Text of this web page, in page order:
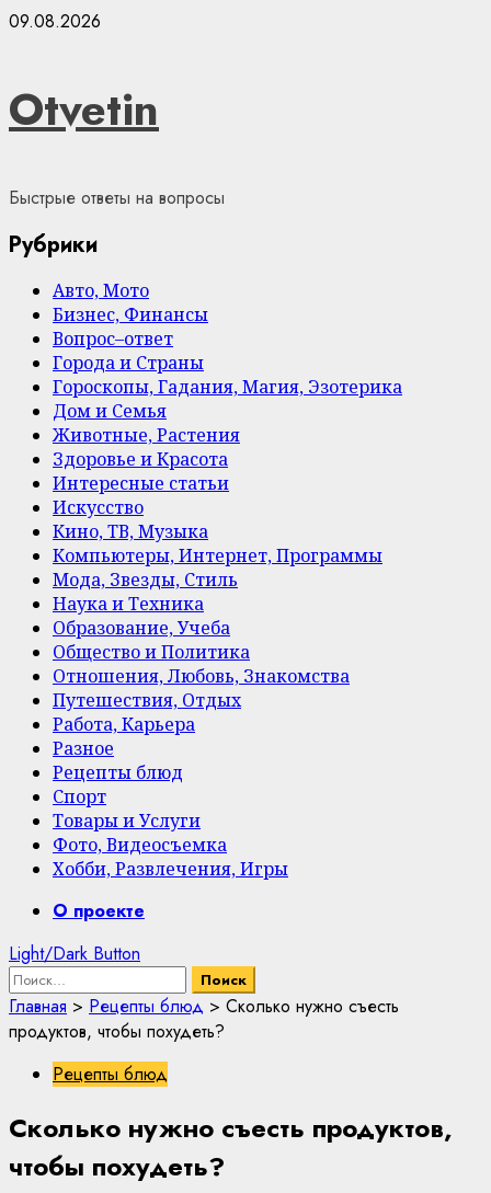
Skip
09.08.2026
Otvetin
Быстрые ответы на вопросы
Рубрики
Авто, Мото
Бизнес, Финансы
Вопрос–ответ
Города и Страны
Гороскопы, Гадания, Магия, Эзотерика
Дом и Семья
Животные, Растения
Здоровье и Красота
Интересные статьи
Искусство
Кино, ТВ, Музыка
Компьютеры, Интернет, Программы
Мода, Звезды, Стиль
Наука и Техника
Образование, Учеба
Общество и Политика
Отношения, Любовь, Знакомства
Путешествия, Отдых
Работа, Карьера
Разное
Рецепты блюд
Спорт
Товары и Услуги
Фото, Видеосъемка
Хобби, Развлечения, Игры
PrimaryО проекте
Light/Dark Button
Найти:
Главная > Рецепты блюд > Сколько нужно съесть
продуктов, чтобы похудеть?
Рецепты блюд
Сколько нужно съесть продуктов,
чтобы похудеть?